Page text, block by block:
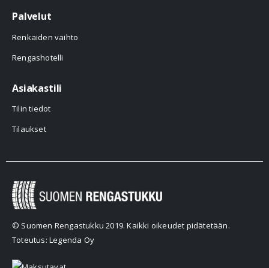
Palvelut
Renkaiden vaihto
Rengashotelli
Asiakastili
Tilin tiedot
Tilaukset
© Suomen Rengastukku 2019. Kaikki oikeudet pidätetään.
Toteutus: Legenda Oy